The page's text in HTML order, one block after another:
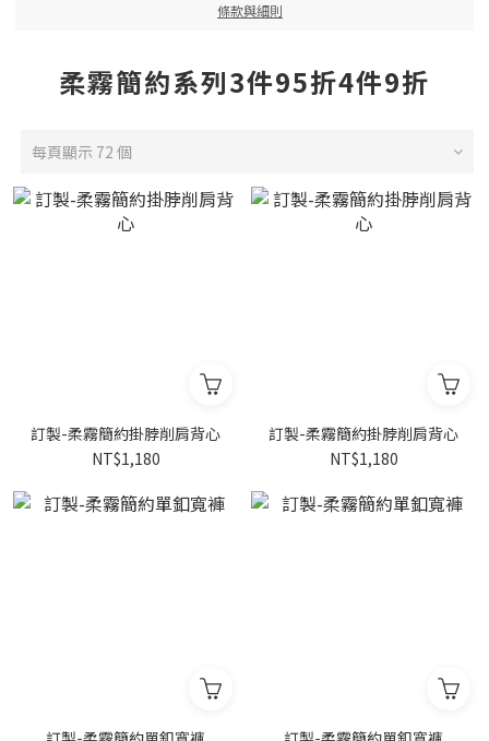
條款與細則
柔霧簡約系列3件95折4件9折
每頁顯示 72 個
訂製-柔霧簡約掛脖削肩背心
NT$1,180
訂製-柔霧簡約掛脖削肩背心
NT$1,180